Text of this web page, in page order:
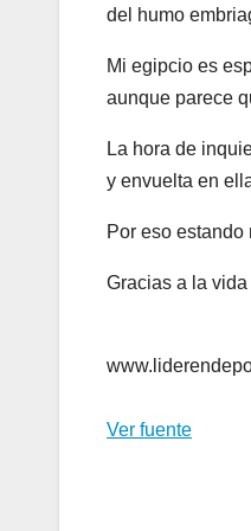
del humo
Mi egipcio es
aunque parece
La hora de
y envuelta en
Por eso estando
Gracias a la
Ver fuente